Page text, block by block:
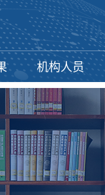
机构人员